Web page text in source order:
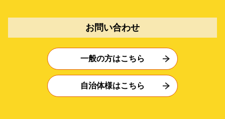
お問い合わせ
一般の方はこちら
自治体様はこちら